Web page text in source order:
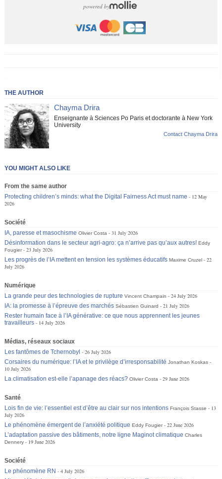
powered by
THE AUTHOR
Chayma Drira
Enseignante à Sciences Po Paris et doctorante à New York
University
Contact Chayma Drira
YOU MIGHT ALSO LIKE
From the same author
Protecting children’s minds: what the Digital Fairness Act must name
12 May
2026
Société
IA, paresse et masochisme Olivier Costa
31 July 2026
Désinformation dans le secteur agri-agro: ça n’arrive pas qu’aux autres! Eddy
Fougier
23 July 2026
Les progrès de l’IA mettent en tension les systèmes éducatifs Maxime Cruzel
22
July 2026
Numérique
La grande peur des technologies de rupture Vincent Champain
24 July 2026
IA: la promesse à l’épreuve des marchés Sébastien Guinard
21 July 2026
Rester humain face à l’IA générative: ce que nous apprennent les jeunes
travailleurs
14 July 2026
Médias, réseaux sociaux
Les fantômes de Tchernobyl
26 July 2026
Corsaires du numérique: l’IA et le privilège d’irresponsabilité Jonathan Koskas
10 July 2026
La climatisation est-elle l’apanage des réacs? Olivier Costa 29 June 2026
Santé
Lois fin de vie: l’essentiel est d’être au clair sur nos intentions François Stasse
13
July 2026
Le phénomène émergent de l’anxiété politique Eddy Fougier
22 June 2026
L’adaptation passive des bâtiments, notre ligne Maginot climatique Charles
Dennery
19 June 2026
Société
Le phénomène RN
4 July 2026